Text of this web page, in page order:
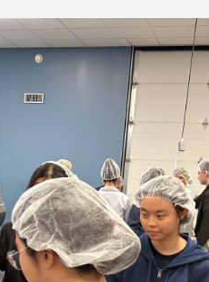
淡江大學於115年7月30日(四)舉
辦布達暨單位主管交接典禮。115
學年度校友服務暨資源發展 ...
2 版 校友會活動 (海
外、縣市)